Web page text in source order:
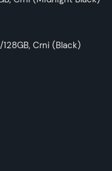
Crni (Black)